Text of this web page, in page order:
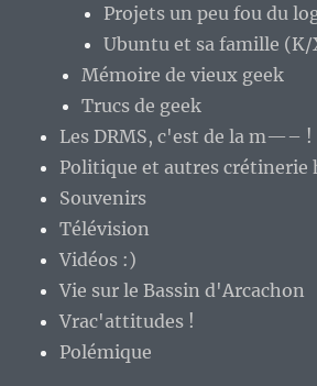
Projets un peu fou du
Ubuntu et sa famille
Mémoire de vieux geek
Trucs de geek
Les DRMS, c'est de la m—– !
Politique et autres crétinerie
Souvenirs
Télévision
Vidéos :)
Vie sur le Bassin d'Arcachon
Vrac'attitudes !
Polémique